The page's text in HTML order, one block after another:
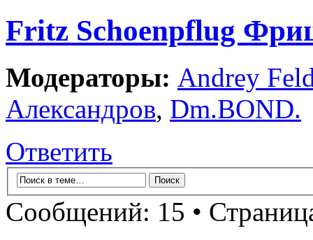
Fritz Schoenpflug
Модераторы: Andrey
Александров, Dm.BOND.
Ответить
Сообщений: 15 •